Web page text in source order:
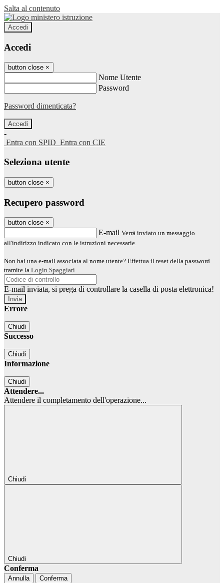
Salta al contenuto
Accedi
Accedi
button close ×
Nome Utente
Password
Password dimenticata?
-
Entra con SPID Entra con CIE
Seleziona utente
button close ×
Recupero password
button close ×
E-mail Verrà inviato un messaggio
all'indirizzo indicato con le istruzioni necessarie.
Non hai una e-mail associata al nome utente? Effettua il reset della password
tramite la Login Spaggiari
E-mail inviata, si prega di controllare la casella di posta elettronica!
Errore
Chiudi
Successo
Chiudi
Informazione
Chiudi
Attendere...
Attendere il completamento dell'operazione...
Chiudi
Chiudi
Conferma
Annulla Conferma